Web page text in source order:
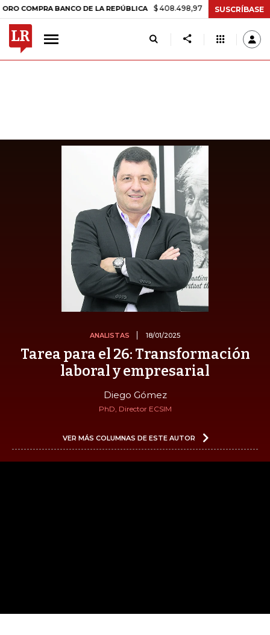
BANCO DE LA REPÚBLICA $ 408.498,97 +$ 8.753,81 +2,19%
SUSCRÍBASE
ANALISTAS 18/01/2025
Tarea para el 26: Transformación
laboral y empresarial
Diego Gómez
PhD, Director ECSIM
VER MÁS COLUMNAS DE ESTE AUTOR